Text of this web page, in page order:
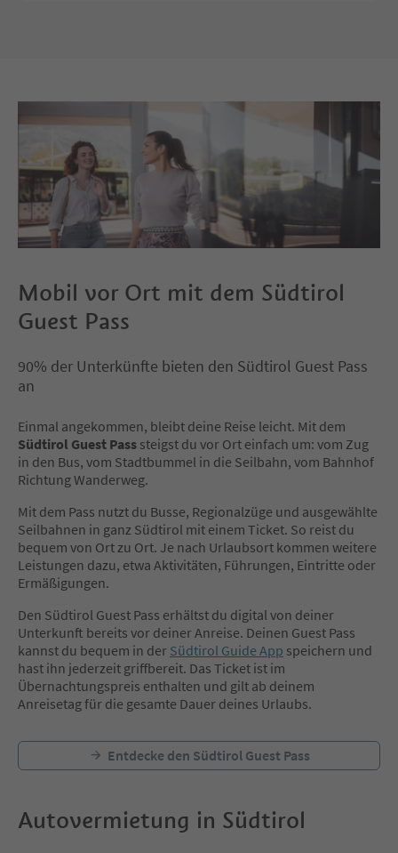
Mobil vor Ort mit dem Südtirol
Guest Pass
90% der Unterkünfte bieten den Südtirol Guest Pass
an
Einmal angekommen, bleibt deine Reise leicht. Mit dem
Südtirol Guest Pass steigst du vor Ort einfach um: vom Zug
in den Bus, vom Stadtbummel in die Seilbahn, vom Bahnhof
Richtung Wanderweg.
Mit dem Pass nutzt du Busse, Regionalzüge und ausgewählte
Seilbahnen in ganz Südtirol mit einem Ticket. So reist du
bequem von Ort zu Ort. Je nach Urlaubsort kommen weitere
Leistungen dazu, etwa Aktivitäten, Führungen, Eintritte oder
Ermäßigungen.
Den Südtirol Guest Pass erhältst du digital von deiner
Unterkunft bereits vor deiner Anreise. Deinen Guest Pass
kannst du bequem in der Südtirol Guide App speichern und
hast ihn jederzeit griffbereit. Das Ticket ist im
Übernachtungspreis enthalten und gilt ab deinem
Anreisetag für die gesamte Dauer deines Urlaubs.
Entdecke den Südtirol Guest Pass
Autovermietung in Südtirol